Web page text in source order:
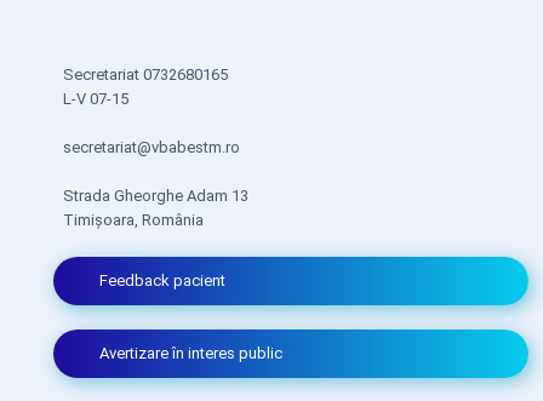
Secretariat 0732680165
L-V 07-15
secretariat@vbabestm.ro
Strada Gheorghe Adam 13
Timișoara, România
Feedback pacient
Avertizare în interes public